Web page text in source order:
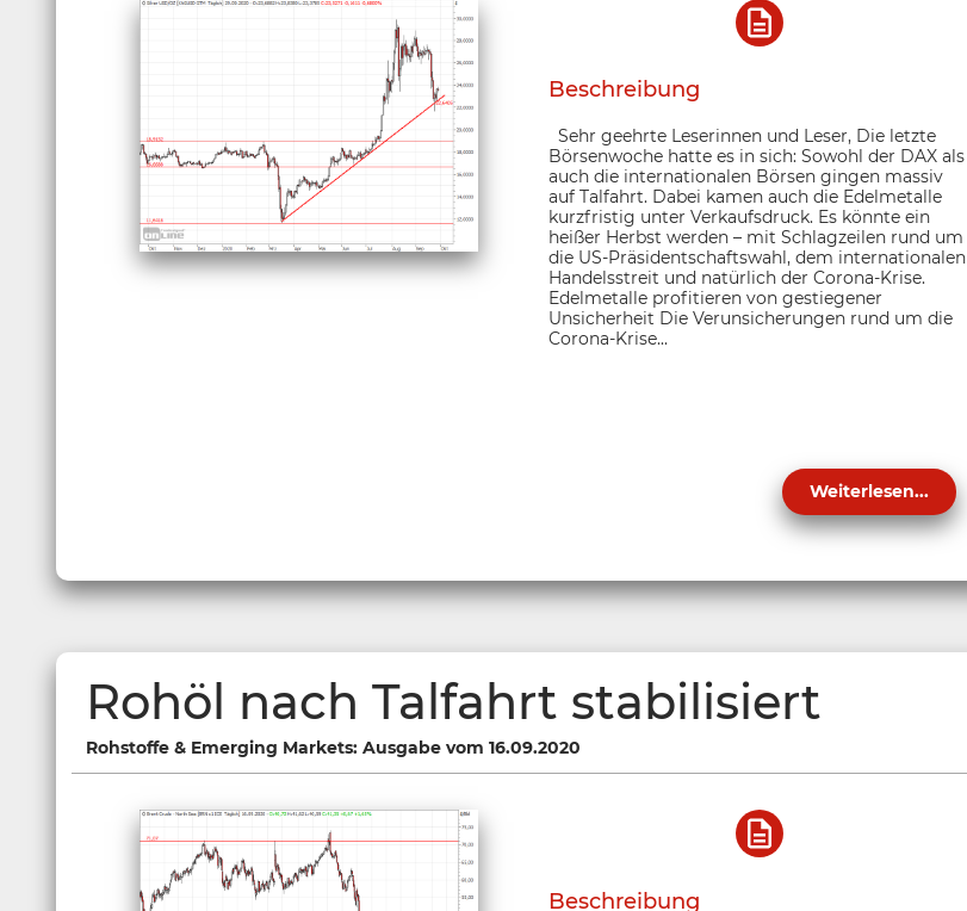
Beschreibung
Sehr geehrte Leserinnen und Leser, Die letzte
Börsenwoche hatte es in sich: Sowohl der DAX als
auch die internationalen Börsen gingen massiv
auf Talfahrt. Dabei kamen auch die Edelmetalle
kurzfristig unter Verkaufsdruck. Es könnte ein
heißer Herbst werden – mit Schlagzeilen rund um
die US-Präsidentschaftswahl, dem internationalen
Handelsstreit und natürlich der Corona-Krise.
Edelmetalle profitieren von gestiegener
Unsicherheit Die Verunsicherungen rund um die
Corona-Krise...
Weiterlesen...
Rohöl nach Talfahrt stabilisiert
Rohstoffe & Emerging Markets: Ausgabe vom 16.09.2020
Beschreibung